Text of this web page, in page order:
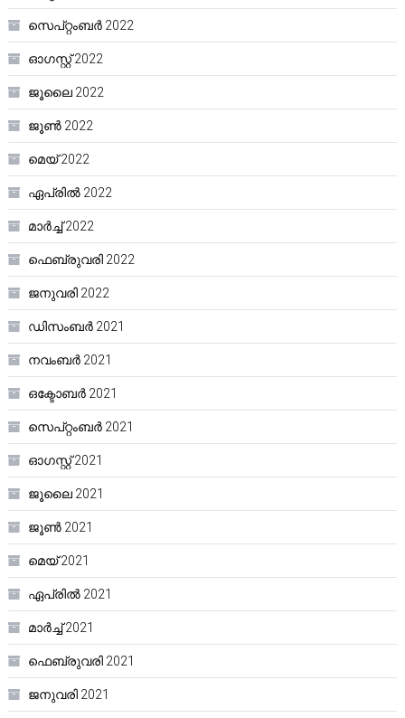
സെപ്റ്റംബർ 2022
ഓഗസ്റ്റ്‌ 2022
ജൂലൈ 2022
ജൂൺ 2022
മെയ്‌ 2022
ഏപ്രിൽ 2022
മാർച്ച്‌ 2022
ഫെബ്രുവരി 2022
ജനുവരി 2022
ഡിസംബർ 2021
നവംബർ 2021
ഒക്ടോബർ 2021
സെപ്റ്റംബർ 2021
ഓഗസ്റ്റ്‌ 2021
ജൂലൈ 2021
ജൂൺ 2021
മെയ്‌ 2021
ഏപ്രിൽ 2021
മാർച്ച്‌ 2021
ഫെബ്രുവരി 2021
ജനുവരി 2021